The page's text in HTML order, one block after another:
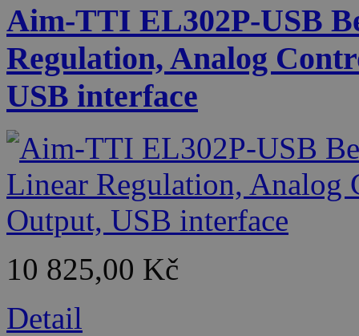
Aim-TTI EL302P-USB
Regulation, Analog
USB interface
10 825,00 Kč
Detail